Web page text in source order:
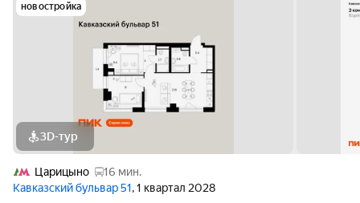
новостройка
3D-тур
Царицыно
16 мин.
Кавказский бульвар 51, 1 квартал 2028